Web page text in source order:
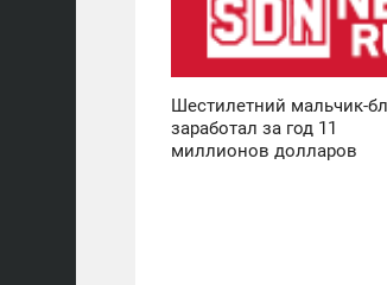
Шестилетний мальчик-
заработал за год 11
миллионов долларов